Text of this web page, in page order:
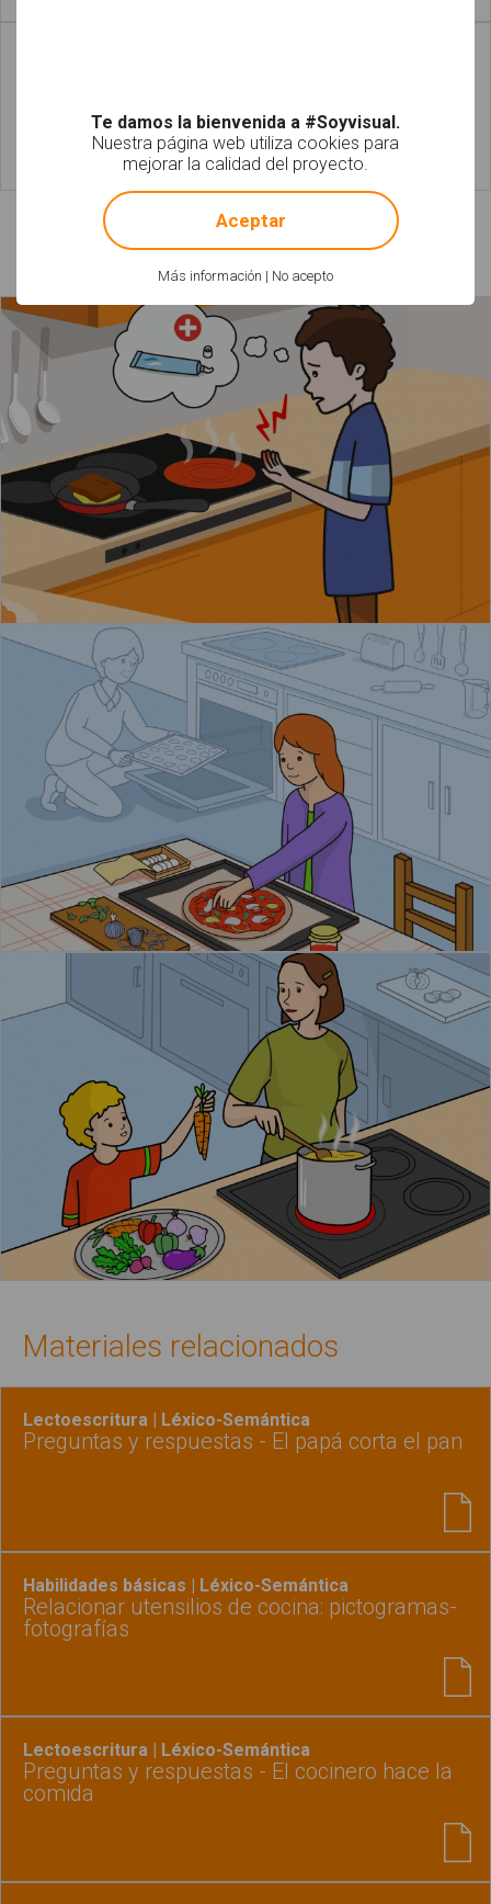
Láminas relacionadas
Materiales relacionados
Lectoescritura | Léxico-Semántica
Preguntas y respuestas - El papá corta el pan
Habilidades básicas | Léxico-Semántica
Relacionar utensilios de cocina: pictogramas-
fotografías
Lectoescritura | Léxico-Semántica
Preguntas y respuestas - El cocinero hace la
comida
Te damos la bienvenida a #Soyvisual.
Nuestra página web utiliza cookies para
mejorar la calidad del proyecto.
Más información | No acepto
! Not valid!
Aceptar